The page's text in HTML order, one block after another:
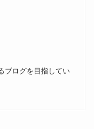
ブログを目指してい